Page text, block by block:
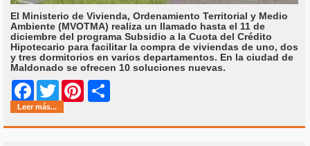
El Ministerio de Vivienda, Ordenamiento Territorial y Medio
Ambiente (MVOTMA) realiza un llamado hasta el 11 de
diciembre del programa Subsidio a la Cuota del Crédito
Hipotecario para facilitar la compra de viviendas de uno, dos
y tres dormitorios en varios departamentos. En la ciudad de
Maldonado se ofrecen 10 soluciones nuevas.
Facebook
Twitter Pinterest
Leer más...